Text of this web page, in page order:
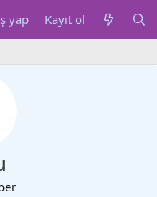
yap Kayıt ol